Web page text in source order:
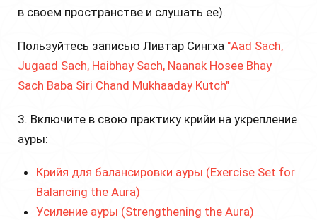
в своем пространстве и слушать ее).
Пользуйтесь записью Ливтар Сингха "Aad Sach,
Jugaad Sach, Haibhay Sach, Naanak Hosee Bhay
Sach Baba Siri Chand Mukhaaday Kutch"
3. Включите в свою практику крийи на укрепление
ауры:
Крийя для балансировки ауры (Exercise Set for
Balancing the Aura)
Усиление ауры (Strengthening the Aura)